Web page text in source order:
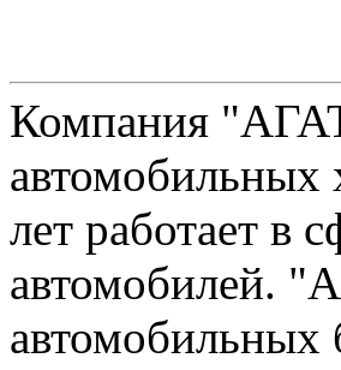
Компания
автомобильных
лет работает в
автомобилей.